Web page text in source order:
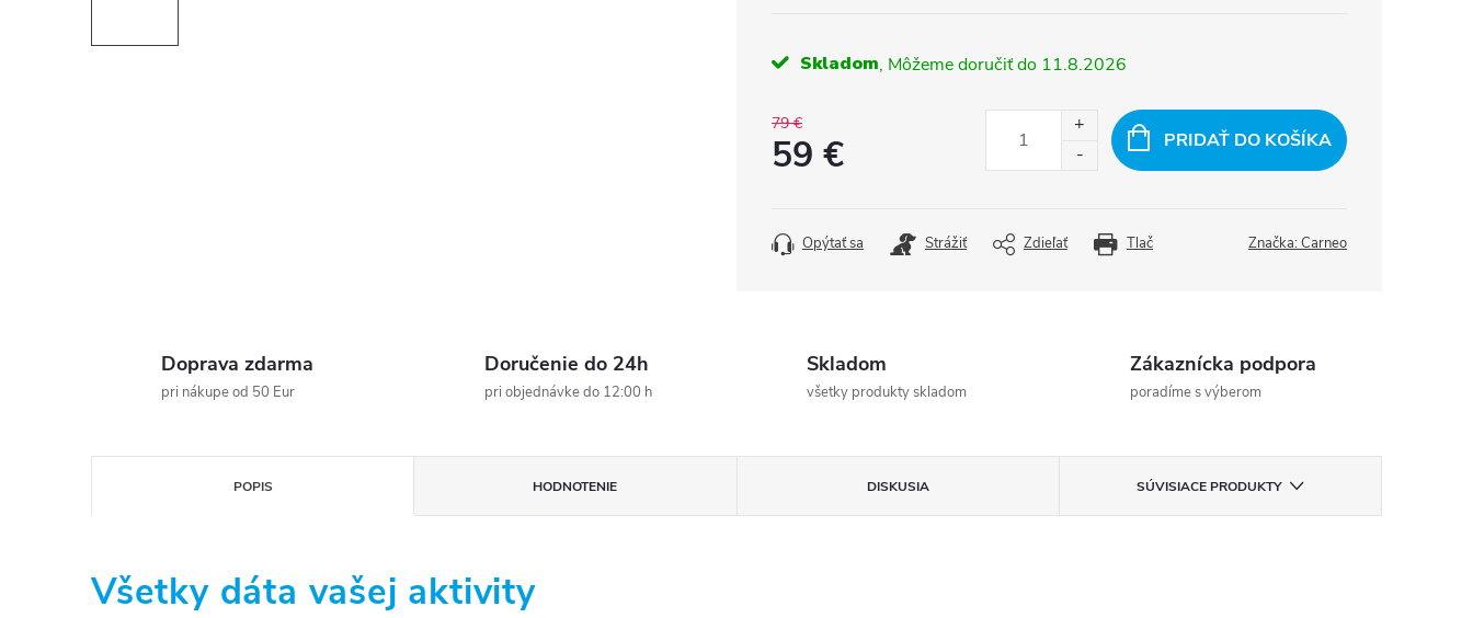
Skladom 11.8.2026
79 €
59 € PRIDAŤ DO KOŠÍKA
Tlač
Opýtať sa Strážiť Zdieľať Značka:Carneo
Doprava zdarma
pri nákupe od 50 Eur
Doručenie do 24h
pri objednávke do 12:00 h
Skladom
všetky produkty skladom
Zákaznícka podpora
poradíme s výberom
POPIS HODNOTENIE DISKUSIA SÚVISIACE PRODUKTY
Všetky dáta vašej aktivity